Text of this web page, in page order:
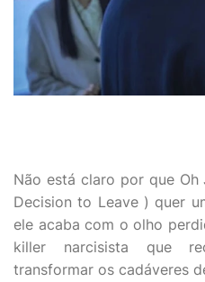
Não está claro por que
Decision to Leave ) quer
ele acaba com o olho
killer narcisista que
transformar os cadáveres